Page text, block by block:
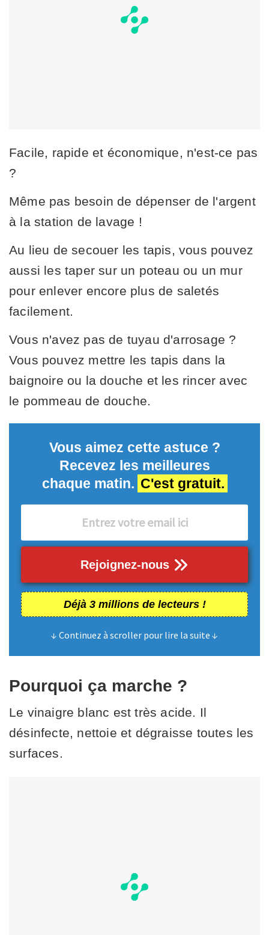
Facile, rapide et économique, n'est-ce pas
?
Même pas besoin de dépenser de l'argent
à la station de lavage !
Au lieu de secouer les tapis, vous pouvez
aussi les taper sur un poteau ou un mur
pour enlever encore plus de saletés
facilement.
Vous n'avez pas de tuyau d'arrosage ?
Vous pouvez mettre les tapis dans la
baignoire ou la douche et les rincer avec
le pommeau de douche.
Vous aimez cette astuce ?
Recevez les meilleures
chaque matin. C'est gratuit.
Rejoignez-nous
Déjà 3 millions de lecteurs !
↓ Continuez à scroller pour lire la suite ↓
Pourquoi ça marche ?
Le vinaigre blanc est très acide. Il
désinfecte, nettoie et dégraisse toutes les
surfaces.